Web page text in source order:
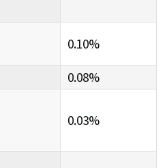
0.10%
0.08%
0.03%